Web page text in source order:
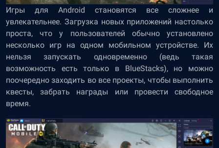
Игры для Android становятся все сложнее и
увлекательнее. Загрузка новых приложений настолько
проста, что у пользователей обычно установлено
несколько игр на одном мобильном устройстве. Их
нельзя запускать одновременно (ведь такая
возможность есть только в BlueStacks), но можно
поочередно заходить во все проекты, чтобы выполнить
квесты, забрать награды или провести свободное
время.